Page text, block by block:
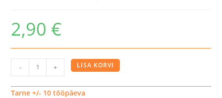
2,90 €
kassi
mänguasi
- + LISA KORVI
Tarne +/- 10 tööpäeva